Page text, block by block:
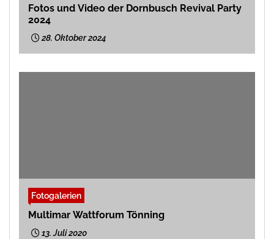
Fotos und Video der Dornbusch Revival Party
2024
28. Oktober 2024
Fotogalerien
Multimar Wattforum Tönning
13. Juli 2020